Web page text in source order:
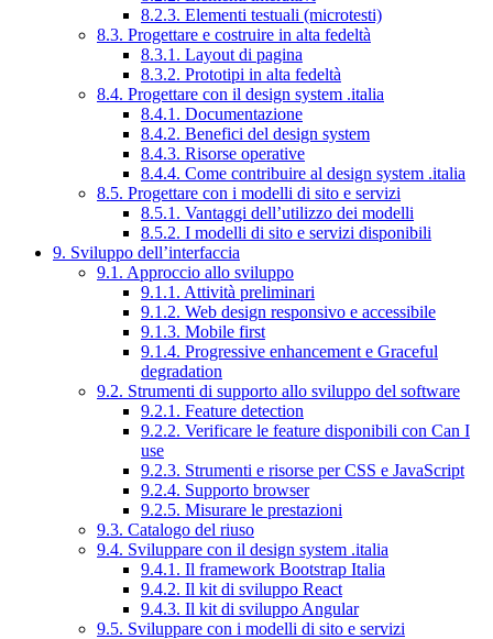
8.2.3. Elementi testuali (microtesti)
8.3. Progettare e costruire in alta fedeltà
8.3.1. Layout di pagina
8.3.2. Prototipi in alta fedeltà
8.4. Progettare con il design system .italia
8.4.1. Documentazione
8.4.2. Benefici del design system
8.4.3. Risorse operative
8.4.4. Come contribuire al design system .italia
8.5. Progettare con i modelli di sito e servizi
8.5.1. Vantaggi dell’utilizzo dei modelli
8.5.2. I modelli di sito e servizi disponibili
9. Sviluppo dell’interfaccia
9.1. Approccio allo sviluppo
9.1.1. Attività preliminari
9.1.2. Web design responsivo e accessibile
9.1.3. Mobile first
9.1.4. Progressive enhancement e Graceful
degradation
9.2. Strumenti di supporto allo sviluppo del software
9.2.1. Feature detection
9.2.2. Verificare le feature disponibili con Can I
use
9.2.3. Strumenti e risorse per CSS e JavaScript
9.2.4. Supporto browser
9.2.5. Misurare le prestazioni
9.3. Catalogo del riuso
9.4. Sviluppare con il design system .italia
9.4.1. Il framework Bootstrap Italia
9.4.2. Il kit di sviluppo React
9.4.3. Il kit di sviluppo Angular
9.5. Sviluppare con i modelli di sito e servizi